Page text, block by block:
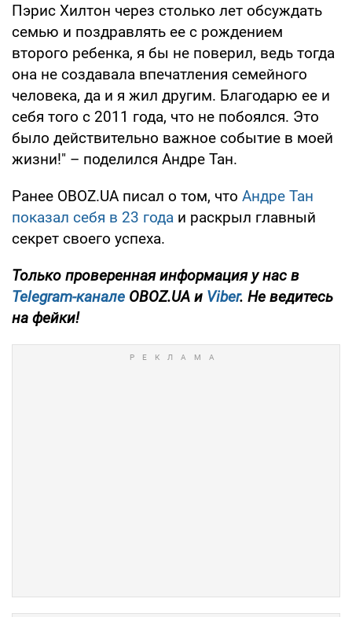
Пэрис Хилтон через столько лет обсуждать
семью и поздравлять ее с рождением
второго ребенка, я бы не поверил, ведь тогда
она не создавала впечатления семейного
человека, да и я жил другим. Благодарю ее и
себя того с 2011 года, что не побоялся. Это
было действительно важное событие в моей
жизни!" – поделился Андре Тан.
Ранее OBOZ.UA писал о том, что Андре Тан
показал себя в 23 года и раскрыл главный
секрет своего успеха.
Только проверенная информация у нас в
Telegram-канале OBOZ.UA и Viber. Не ведитесь
на фейки!